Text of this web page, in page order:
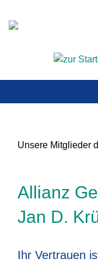
Unsere Mitglieder
Allianz
Jan D.
Ihr Vertrauen